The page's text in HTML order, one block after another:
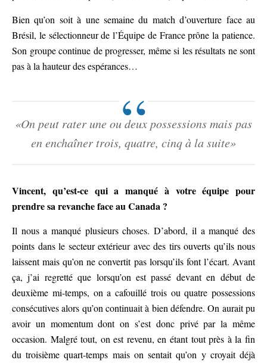
Bien qu’on soit à une semaine du match d’ouverture face au
Brésil, le sélectionneur de l’Équipe de France prône la patience.
Son groupe continue de progresser, même si les résultats ne sont
pas à la hauteur des espérances…
«On peut rater une ou deux possessions mais pas
en enchaîner trois, quatre, cinq à la suite»
Vincent, qu’est-ce qui a manqué à votre équipe pour
prendre sa revanche face au Canada ?
Il nous a manqué plusieurs choses. D’abord, il a manqué des
points dans le secteur extérieur avec des tirs ouverts qu’ils nous
laissent mais qu’on ne convertit pas lorsqu’ils font l’écart. Avant
ça, j’ai regretté que lorsqu’on est passé devant en début de
deuxième mi-temps, on a cafouillé trois ou quatre possessions
consécutives alors qu’on continuait à bien défendre. On aurait pu
avoir un momentum dont on s’est donc privé par la même
occasion. Malgré tout, on est revenu, en étant tout près à la fin
du troisième quart-temps mais on sentait qu’on y croyait déjà